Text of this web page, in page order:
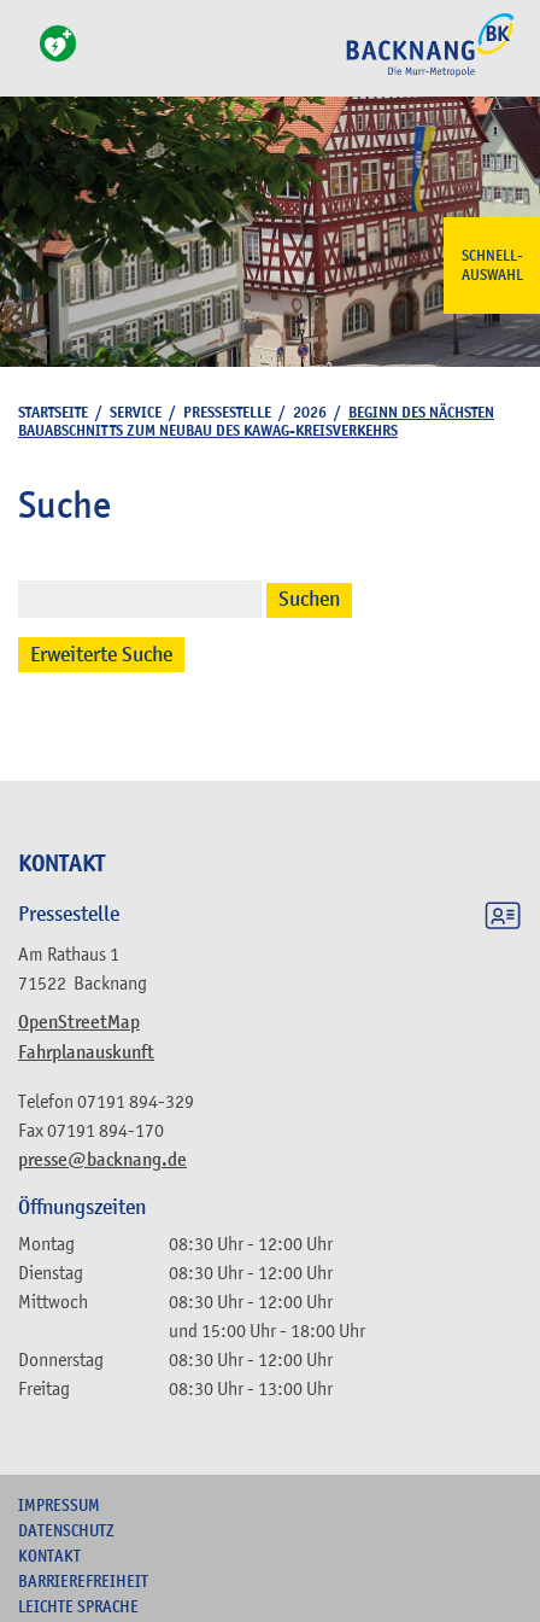
SCHNELL-
AUSWAHL
KONTAKT
Pressestelle
Am Rathaus 1
71522 Backnang
OpenStreetMap
Fahrplanauskunft
presse@backnang.de
Telefon 07191 894-329
Fax07191 894-170
Öffnungszeiten
Montag 08:30 Uhr- 12:00 Uhr
Dienstag
08:30 Uhr- 12:00 Uhr
Mittwoch
08:30 Uhr- 12:00 Uhr
und 15:00 Uhr- 18:00 Uhr
Donnerstag
08:30 Uhr- 12:00 Uhr
Freitag
08:30 Uhr- 13:00 Uhr
STARTSEITE / SERVICE / PRESSESTELLE / 2026 / BEGINN DES NÄCHSTEN
BAUABSCHNITTS ZUM NEUBAU DES KAWAG-KREISVERKEHRS
Suche
Suchen
Erweiterte Suche
IMPRESSUM
DATENSCHUTZ
KONTAKT
BARRIEREFREIHEIT
LEICHTE SPRACHE